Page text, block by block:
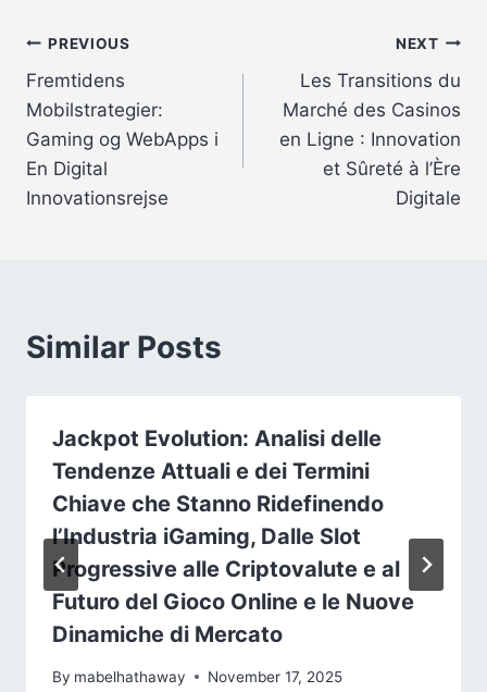
Post
navigation
PREVIOUS
Fremtidens
Mobilstrategier:
Gaming og WebApps i
En Digital
Innovationsrejse
NEXT
Les Transitions du
Marché des Casinos
en Ligne : Innovation
et Sûreté à l’Ère
Digitale
Similar Posts
Jackpot Evolution: Analisi delle
Tendenze Attuali e dei Termini
Chiave che Stanno Ridefinendo
l’Industria iGaming, Dalle Slot
Progressive alle Criptovalute e al
Futuro del Gioco Online e le Nuove
Dinamiche di Mercato
By mabelhathaway November 17, 2025